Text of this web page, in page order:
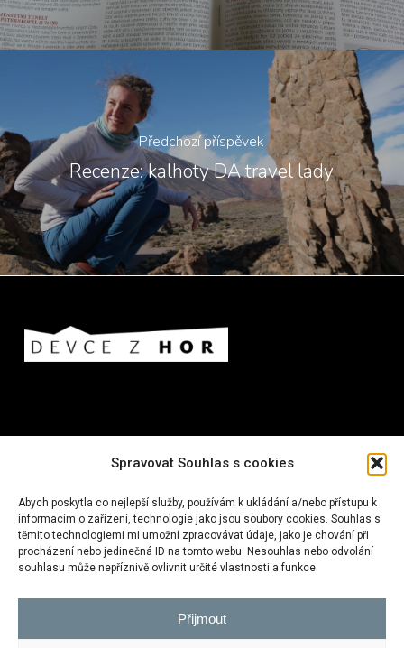
Spravovat Souhlas s cookies
Abych poskytla co nejlepší služby, používám k ukládání a/nebo přístupu k
informacím o zařízení, technologie jako jsou soubory cookies. Souhlas s
těmito technologiemi mi umožní zpracovávat údaje, jako je chování při
procházení nebo jedinečná ID na tomto webu. Nesouhlas nebo odvolání
souhlasu může nepříznivě ovlivnit určité vlastnosti a funkce.
Přijmout
Předchozí příspěvek
Recenze: kalhoty DA travel lady
Nejnovější příspěvky z blogu:
Na rakouské farmě s dětmi I vlakem
Fishermen’s Trail
Nepál: trek kolem Annapuren